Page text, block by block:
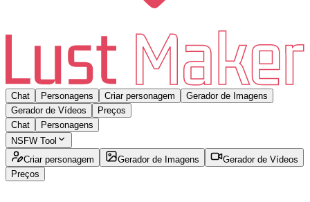
Chat Personagens Criar personagem
Gerador de Imagens
Gerador de Vídeos
Preços
Chat
Personagens
NSFW Tool
Criar personagem
Gerador de Imagens
Gerador de Vídeos
Preços